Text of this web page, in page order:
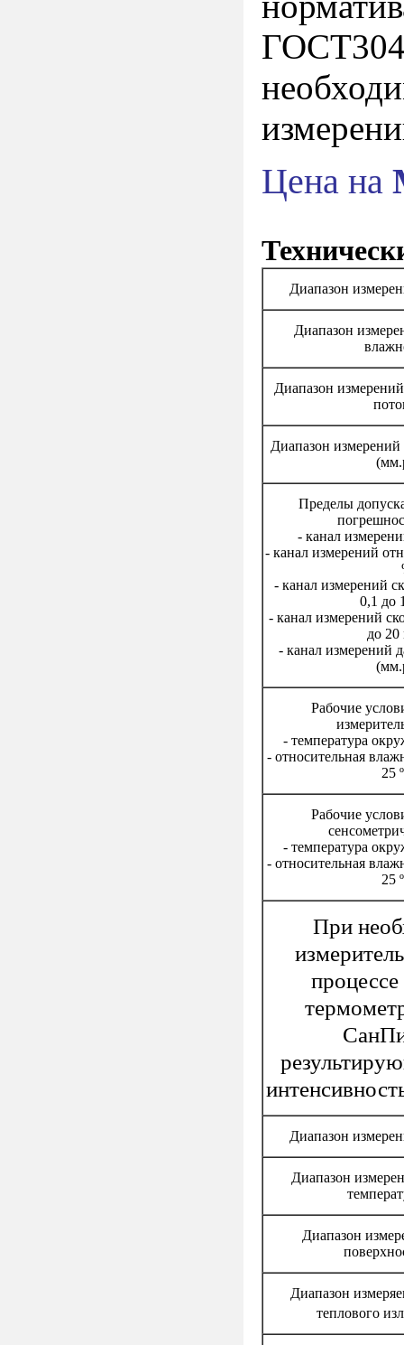
Цена на
Диапазон
Диапазон
Диапазон
Диапазон измерений
Пределы
- канал
- канал измерений
- канал измерений
0,1 до
- канал измерений
до 20
- канал измерений
Рабочие
- температура
- относительная
25
Рабочие
- температура
- относительная
25
При
Диапазон
Диапазон
Диапазон
Диапазон
теплового